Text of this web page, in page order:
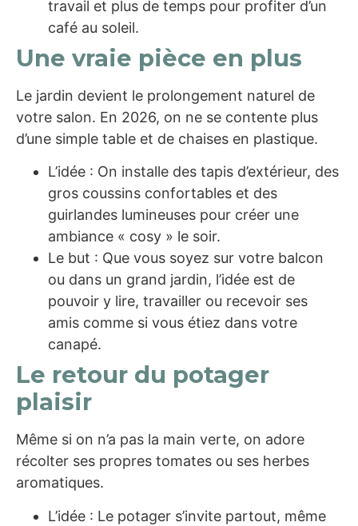
travail et plus de temps pour profiter d’un
café au soleil.
Une vraie pièce en plus
Le jardin devient le prolongement naturel de
votre salon. En 2026, on ne se contente plus
d’une simple table et de chaises en plastique.
L’idée : On installe des tapis d’extérieur, des
gros coussins confortables et des
guirlandes lumineuses pour créer une
ambiance « cosy » le soir.
Le but : Que vous soyez sur votre balcon
ou dans un grand jardin, l’idée est de
pouvoir y lire, travailler ou recevoir ses
amis comme si vous étiez dans votre
canapé.
Le retour du potager
plaisir
Même si on n’a pas la main verte, on adore
récolter ses propres tomates ou ses herbes
aromatiques.
L’idée : Le potager s’invite partout, même